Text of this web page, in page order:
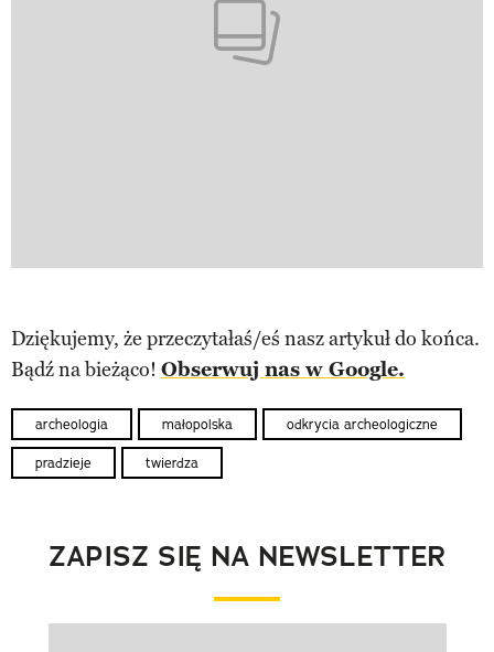
Dziękujemy, że przeczytałaś/eś nasz artykuł do końca.
Bądź na bieżąco! Obserwuj nas w Google.
archeologia małopolska odkrycia archeologiczne
pradzieje twierdza
ZAPISZ SIĘ NA NEWSLETTER